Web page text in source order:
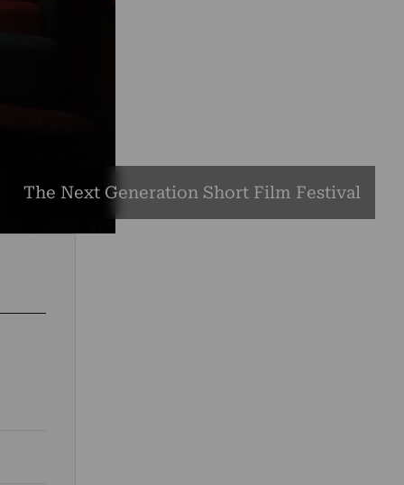
The Next Generation Short Film Festival